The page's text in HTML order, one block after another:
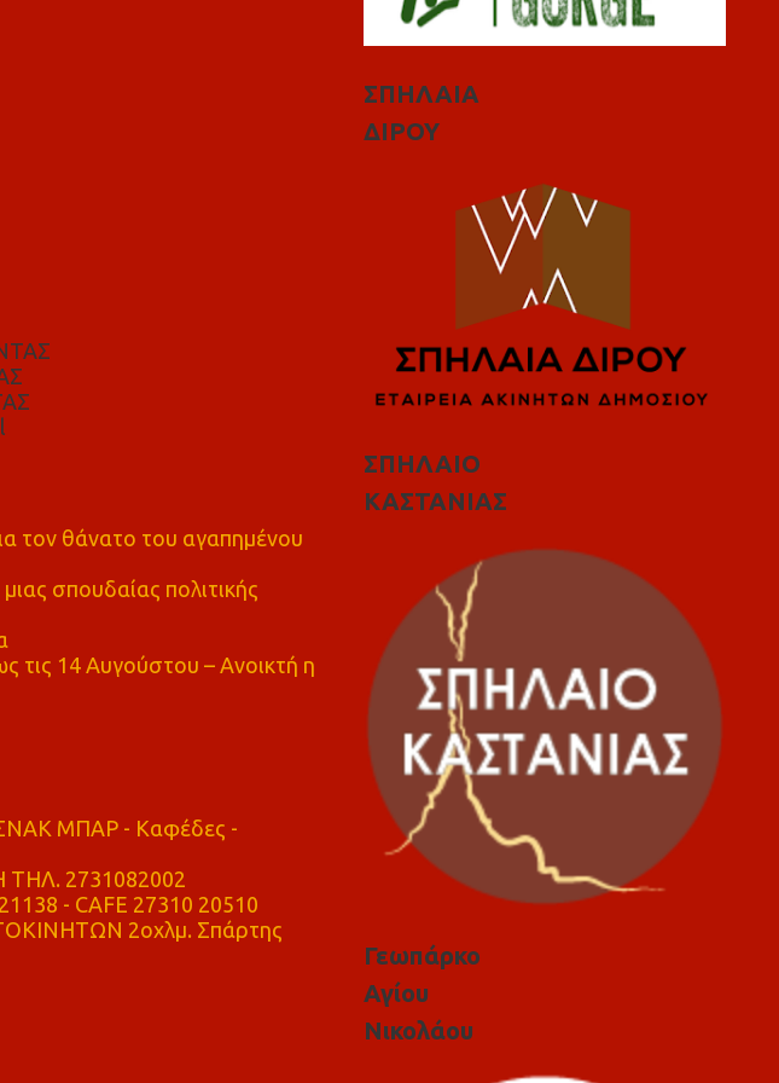
τον θάνατο του αγαπημένου
σπουδαίας πολιτικής
τις 14 Αυγούστου – Ανοικτή η
ΣΝΑΚ ΜΠΑΡ - Καφέδες -
2731082002
- CAFE 27310 20510
2οχλμ. Σπάρτης
ΣΠΗΛΑΙΑ
ΔΙΡΟΥ
ΣΠΗΛΑΙΟ
ΚΑΣΤΑΝΙΑΣ
Γεωπάρκο
Αγίου
Νικολάου